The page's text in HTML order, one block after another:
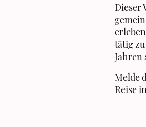
Dieser
tätig
Jahren
Melde
Reise